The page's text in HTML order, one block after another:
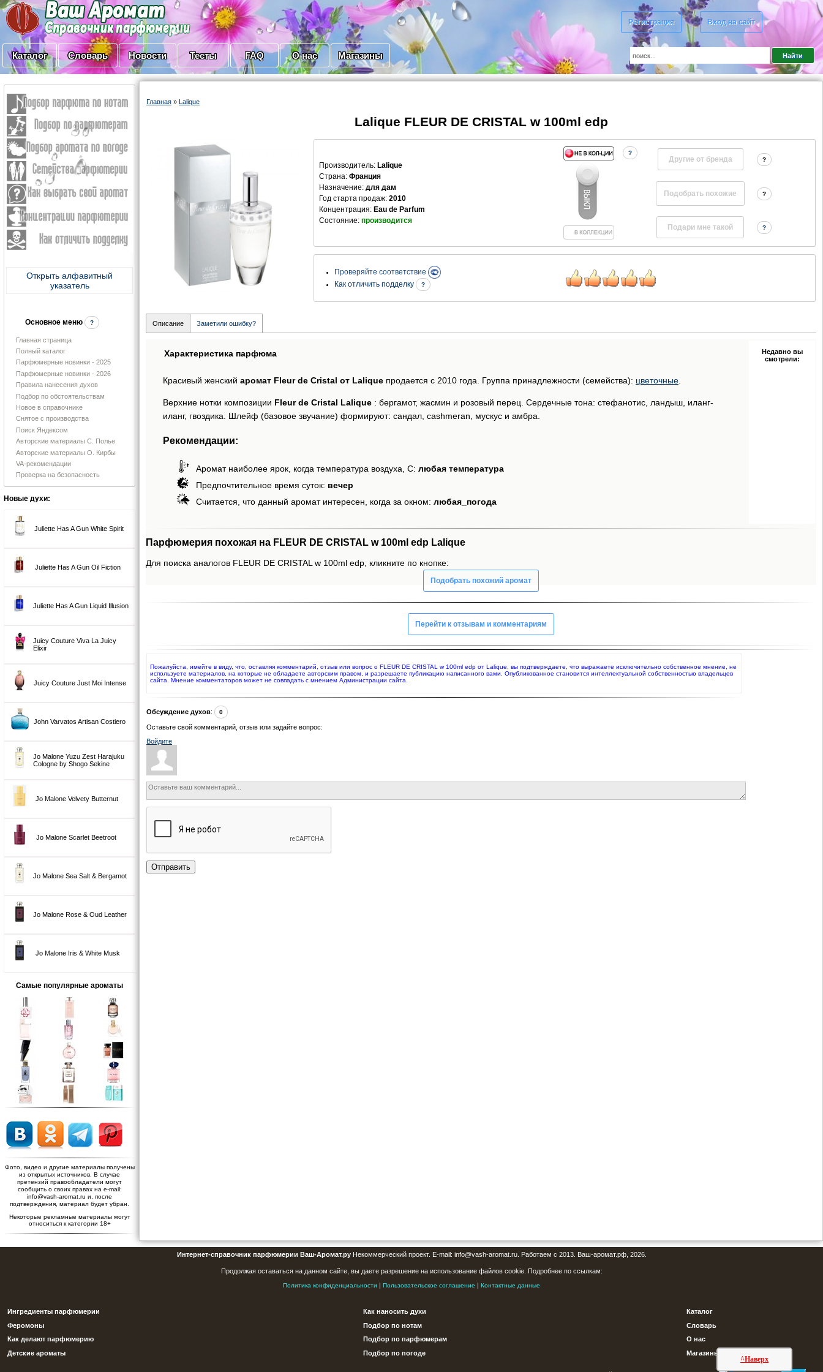
Регистрация Вход на сайт
Каталог Словарь Новости Тесты FAQ О нас Магазины
Открыть алфавитный
указатель
Основное меню ?
Главная страница
Полный каталог
Парфюмерные новинки - 2025
Парфюмерные новинки - 2026
Правила нанесения духов
Подбор по обстоятельствам
Новое в справочнике
Снятое с производства
Поиск Яндексом
Авторские материалы С. Полье
Авторские материалы О. Кирбы
VA-рекомендации
Проверка на безопасность
Новые духи:
Juliette Has A Gun White Spirit
Juliette Has A Gun Oil Fiction
Juliette Has A Gun Liquid Illusion
Juicy Couture Viva La Juicy
Elixir
Juicy Couture Just Moi Intense
John Varvatos Artisan Costiero
Jo Malone Yuzu Zest Harajuku
Cologne by Shogo Sekine
Jo Malone Velvety Butternut
Jo Malone Scarlet Beetroot
Jo Malone Sea Salt & Bergamot
Jo Malone Rose & Oud Leather
Jo Malone Iris & White Musk
Самые популярные ароматы
Фото, видео и другие материалы получены
из открытых источников. В случае
претензий правообладатели могут
сообщить о своих правах на e-mail:
info@vash-aromat.ru и, после
подтверждения, материал будет убран.
Некоторые рекламные материалы могут
относиться к категории 18+
Главная » Lalique
Lalique FLEUR DE CRISTAL w 100ml edp
Производитель: Lalique
Страна: Франция
Назначение: для дам
Год старта продаж: 2010
Концентрация: Eau de Parfum
Состояние: производится
?
Другие от бренда ?
?
?
Проверяйте соответствие
Как отличить подделку
?
Описание Заметили ошибку?
Характеристика парфюма
Красивый женский аромат Fleur de Cristal от Lalique продается с 2010 года. Группа принадлежности (семейства): цветочные
Верхние нотки композиции Fleur de Cristal Lalique : бергамот, жасмин и розовый перец. Сердечные тона: стефанотис, ландыш, иланг-
иланг, гвоздика. Шлейф (базовое звучание) формируют: сандал, cashmeran, мускус и амбра.
Рекомендации:
Аромат наиболее ярок, когда температура воздуха, С: любая температура
Предпочтительное время суток: вечер
Считается, что данный аромат интересен, когда за окном: любая_погода
Недавно вы
смотрели:
Парфюмерия похожая на FLEUR DE CRISTAL w 100ml edp Lalique
Для поиска аналогов FLEUR DE CRISTAL w 100ml edp, кликните по кнопке:
Подобрать похожий аромат
Перейти к отзывам и комментариям
Пожалуйста, имейте в виду, что, оставляя комментарий, отзыв или вопрос о FLEUR DE CRISTAL w 100ml edp от Lalique, вы подтверждаете, что выражаете исключительно собственное мнение, не
используете материалов, на которые не обладаете авторским правом, и разрешаете публикацию написанного вами. Опубликованное становится интеллектуальной собственностью владельцев
сайта. Мнение комментаторов может не совпадать с мнением Администрации сайта.
Обсуждение духов: 0
Оставьте свой комментарий, отзыв или задайте вопрос:
Войдите
Отправить
^Наверх
Интернет-справочник парфюмерии Ваш-Аромат.руНекоммерческий проект. E-mail: info@vash-aromat.ru. Работаем с 2013. Ваш-аромат.рф, 2026.
Продолжая оставаться на данном сайте, вы даете разрешение на использование файлов cookie. Подробнее по ссылкам:
Политика конфиденциальности | Пользовательское соглашение | Контактные данные
Ингредиенты парфюмерии
Феромоны
Как делают парфюмерию
Детские ароматы
Как наносить духи
Подбор по нотам
Подбор по парфюмерам
Подбор по погоде
Каталог
Словарь
О нас
Магазины